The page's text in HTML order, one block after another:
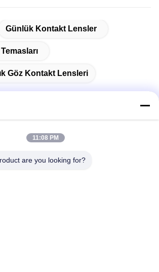
Günlük Kontakt Lensler
Göz Kontakt Lensleri
11:08 PM
are you looking for?